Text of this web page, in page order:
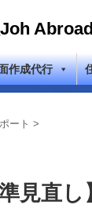
Abroad
作成代行
ート >
準見直